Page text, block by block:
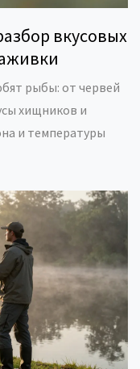
вкусовых
рыбы: от червей
хищников и
и температуры